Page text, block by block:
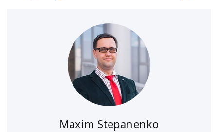
Maxim Stepanenko